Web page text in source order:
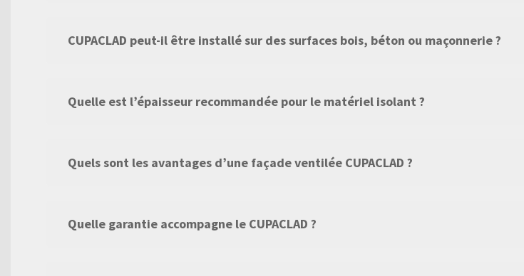
CUPACLAD peut-il être installé sur des surfaces bois, béton ou maçonnerie ?
Quelle est l’épaisseur recommandée pour le matériel isolant ?
Quels sont les avantages d’une façade ventilée CUPACLAD ?
Quelle garantie accompagne le CUPACLAD ?